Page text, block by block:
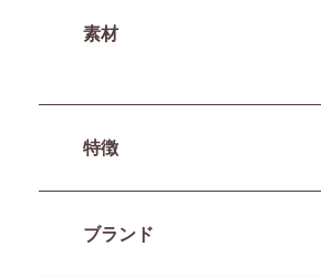
素材
特徴
ブランド